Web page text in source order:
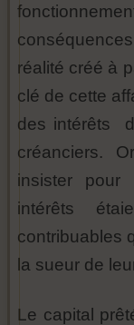
réalité créé à
clé de cette
des intérêts
créanciers.
insister pour
intérêts
contribuables
la sueur de
Le capital